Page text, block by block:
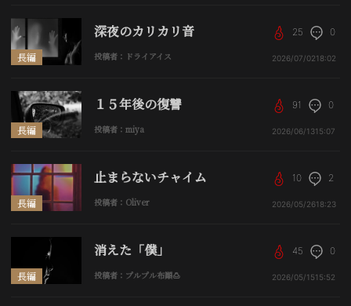
長編
深夜のカリカリ音
投稿者：ドライアイス
25 0
2026/07/0218:02
長編
１５年後の復讐
投稿者：miya
91 0
2026/06/1315:07
長編
止まらないチャイム
投稿者：Oliver
10 2
2026/05/2618:23
長編
消えた「僕」
投稿者：プルプル布顚🍮
45 0
2026/05/1515:52